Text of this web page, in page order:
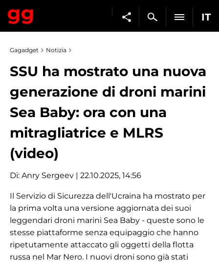
IT
Gagadget Notizia
SSU ha mostrato una nuova
generazione di droni marini
Sea Baby: ora con una
mitragliatrice e MLRS
(video)
Di: Anry Sergeev | 22.10.2025, 14:56
Il Servizio di Sicurezza dell'Ucraina ha mostrato per
la prima volta una versione aggiornata dei suoi
leggendari droni marini Sea Baby - queste sono le
stesse piattaforme senza equipaggio che hanno
ripetutamente attaccato gli oggetti della flotta
russa nel Mar Nero. I nuovi droni sono già stati